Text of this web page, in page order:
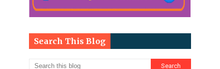
Search This Blog